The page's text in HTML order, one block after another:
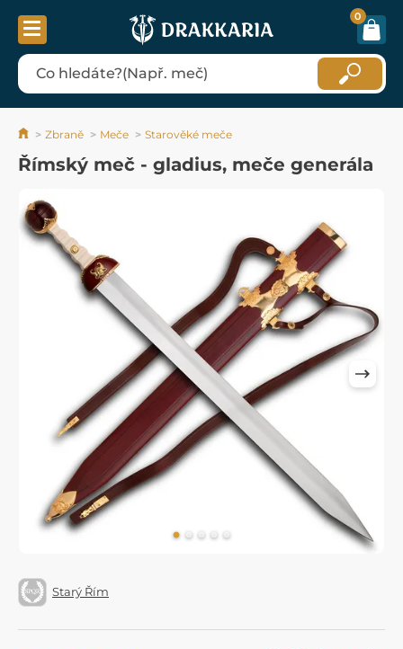
0
Zbraně Meče Starověké meče
Římský meč - gladius, meče generála
Starý Řím